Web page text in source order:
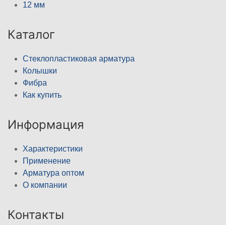
12 мм
Каталог
Стеклопластиковая арматура
Колышки
Фибра
Как купить
Информация
Характеристики
Применение
Арматура оптом
О компании
Контакты